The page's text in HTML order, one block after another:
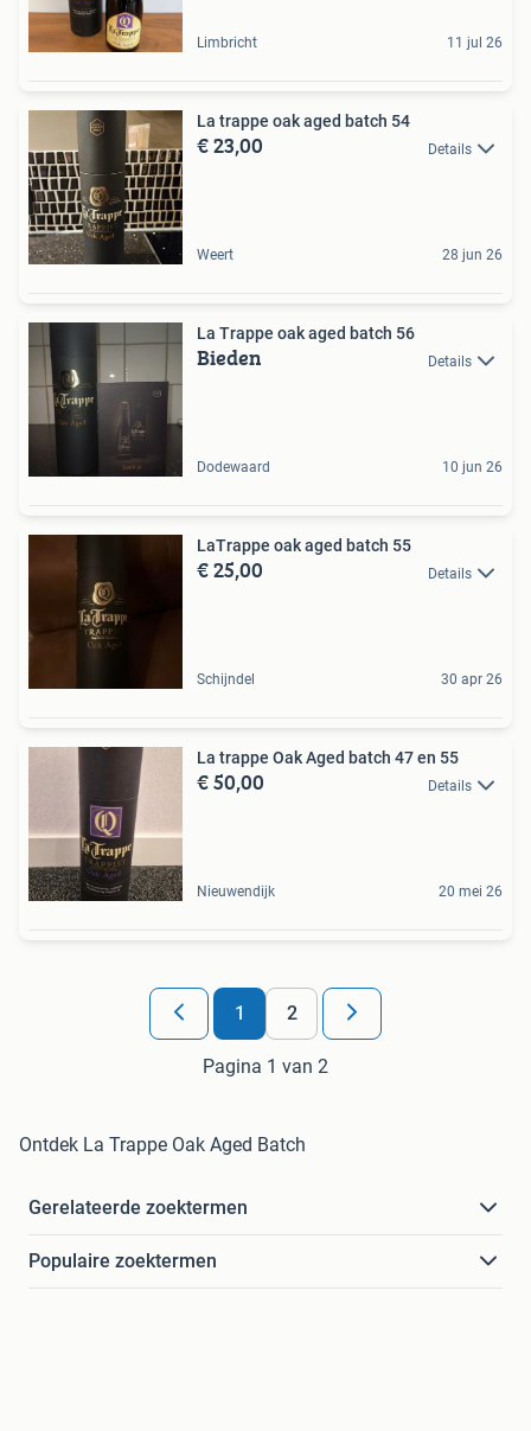
Limbricht 11 jul 26
La trappe oak aged batch 54
€ 23,00 Details
Weert 28 jun 26
La Trappe oak aged batch 56
Bieden Details
Dodewaard 10 jun 26
LaTrappe oak aged batch 55
€ 25,00 Details
Schijndel 30 apr 26
La trappe Oak Aged batch 47 en 55
€ 50,00 Details
Nieuwendijk 20 mei 26
1 2
Pagina 1 van 2
Ontdek La Trappe Oak Aged Batch
Gerelateerde zoektermen
Populaire zoektermen